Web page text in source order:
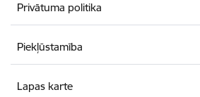
Privātuma politika
Piekļūstamība
Lapas karte